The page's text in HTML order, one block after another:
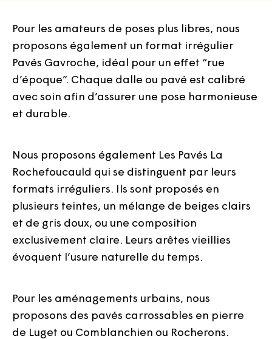
Pour les amateurs de poses plus libres, nous
proposons également un format irrégulier
Pavés Gavroche, idéal pour un effet “rue
d’époque”. Chaque dalle ou pavé est calibré
avec soin afin d’assurer une pose harmonieuse
et durable.
Nous proposons également Les Pavés La
Rochefoucauld qui se distinguent par leurs
formats irréguliers. Ils sont proposés en
plusieurs teintes, un mélange de beiges clairs
et de gris doux, ou une composition
exclusivement claire. Leurs arêtes vieillies
évoquent l’usure naturelle du temps.
Pour les aménagements urbains, nous
proposons des pavés carrossables en pierre
de Luget ou Comblanchien ou Rocherons.